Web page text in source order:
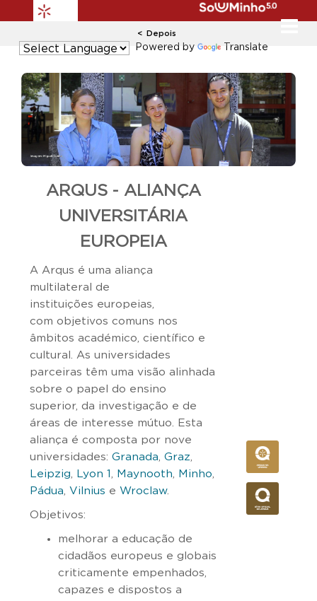
Depois
Powered by Translate
ARQUS - ALIANÇA
UNIVERSITÁRIA
EUROPEIA
A Arqus é uma aliança
multilateral de
instituições europeias,
com objetivos comuns nos
âmbitos académico, científico e
cultural. As universidades
parceiras têm uma visão alinhada
sobre o papel do ensino
superior, da investigação e de
áreas de interesse mútuo. Esta
aliança é composta por nove
universidades: Granada, Graz,
Leipzig, Lyon 1 , Maynooth, Minho,
Pádua, Vilnius e Wroclaw.
Objetivos:
melhorar a educação de
cidadãos europeus e globais
criticamente empenhados,
capazes e dispostos a